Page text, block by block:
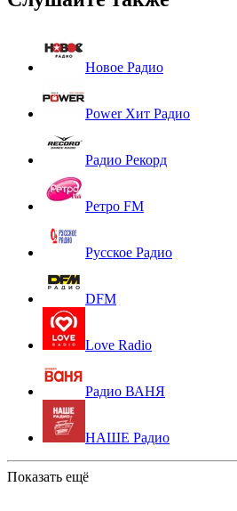
Новое Радио
Power Хит Радио
Радио Рекорд
Ретро FM
Русское Радио
DFM
Love Radio
Радио ВАНЯ
НАШЕ Радио
Показать ещё